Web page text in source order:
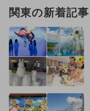
関東の新着記事